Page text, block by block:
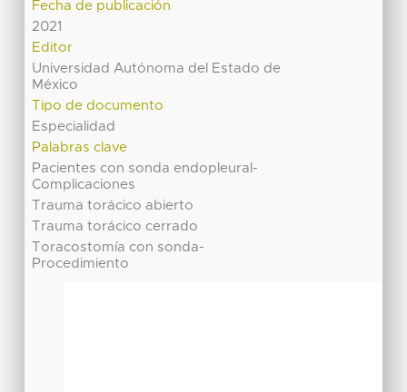
Fecha de publicación
2021
Editor
Universidad Autónoma del Estado de
México
Tipo de documento
Especialidad
Palabras clave
Pacientes con sonda endopleural-
Complicaciones
Trauma torácico abierto
Trauma torácico cerrado
Toracostomía con sonda-
Procedimiento